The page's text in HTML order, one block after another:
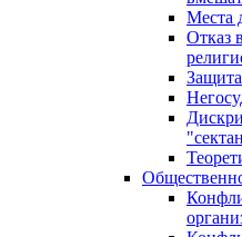
Места
Отказ